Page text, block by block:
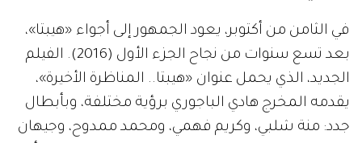
في الثامن من أكتوبر، يعود الجمهور إلى أجواء «هيبتا»،
بعد تسع سنوات من نجاح الجزء الأول (2016). الفيلم
الجديد، الذي يحمل عنوان «هيبتا.. المناظرة الأخيرة»،
يقدمه المخرج هادي الباجوري برؤية مختلفة، وبأبطال
جدد: منة شلبي، وكريم فهمي، ومحمد ممدوح، وجيهان